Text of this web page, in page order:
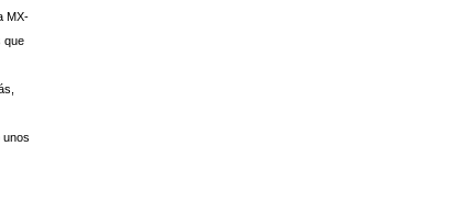
MX-
que
unos